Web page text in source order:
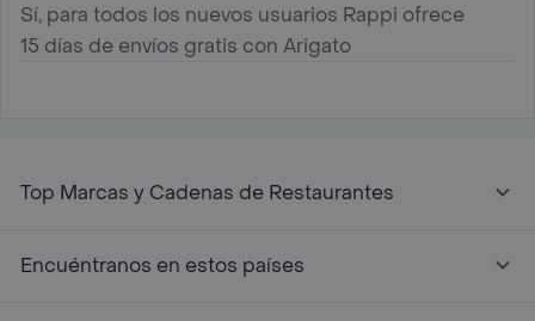
Sí, para todos los nuevos usuarios Rappi ofrece
15 días de envíos gratis con Arigato
Top Marcas y Cadenas de Restaurantes
Encuéntranos en estos países